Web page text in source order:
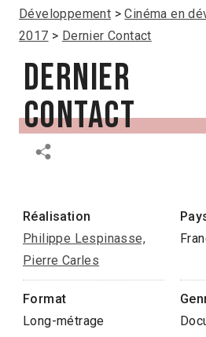
Développement
Cinéma en
2017
Dernier Contact
Dernier
Contact
Réalisation
Philippe Lespinasse,
Pierre Carles
Format
Long-métrage